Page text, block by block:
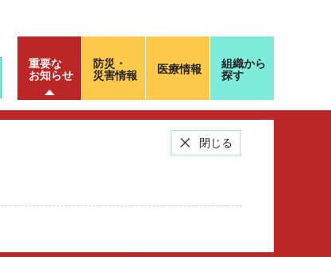
重要な
お知らせ
閉じる
防災・
災害情報
医療情報
組織から
探す